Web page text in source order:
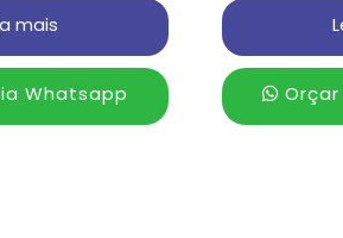
mais
Whatsapp